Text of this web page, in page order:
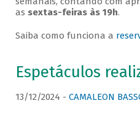
as sextas-feiras às 19h.
Saiba como funciona a
Espetáculos
13/12/2024 - CAMALEON